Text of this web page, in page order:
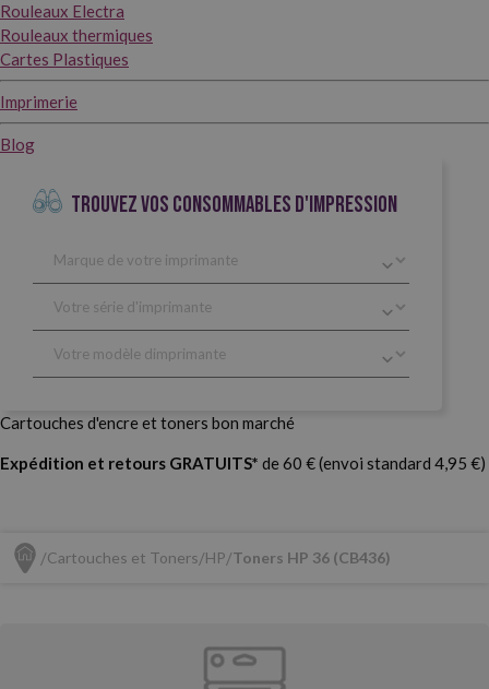
Rouleaux Electra
Rouleaux thermiques
Cartes Plastiques
Imprimerie
Blog
TROUVEZ VOS CONSOMMABLES D'IMPRESSION
Cartouches d'encre et toners bon marché
Expédition et retours GRATUITS* de 60 € (envoi standard 4,95 €)
Cartouches et Toners HP Toners HP 36 (CB436)